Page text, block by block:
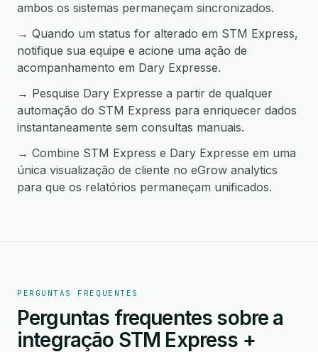
ambos os sistemas permaneçam sincronizados.
→ Quando um status for alterado em STM Express,
notifique sua equipe e acione uma ação de
acompanhamento em Dary Expresse.
→ Pesquise Dary Expresse a partir de qualquer
automação do STM Express para enriquecer dados
instantaneamente sem consultas manuais.
→ Combine STM Express e Dary Expresse em uma
única visualização de cliente no eGrow analytics
para que os relatórios permaneçam unificados.
PERGUNTAS FREQUENTES
Perguntas frequentes sobre a
integração STM Express +